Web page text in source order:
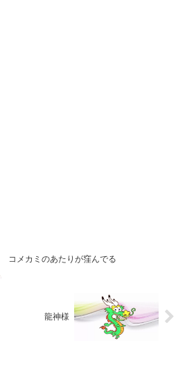
コメカミのあたりが窪んでる
龍神様